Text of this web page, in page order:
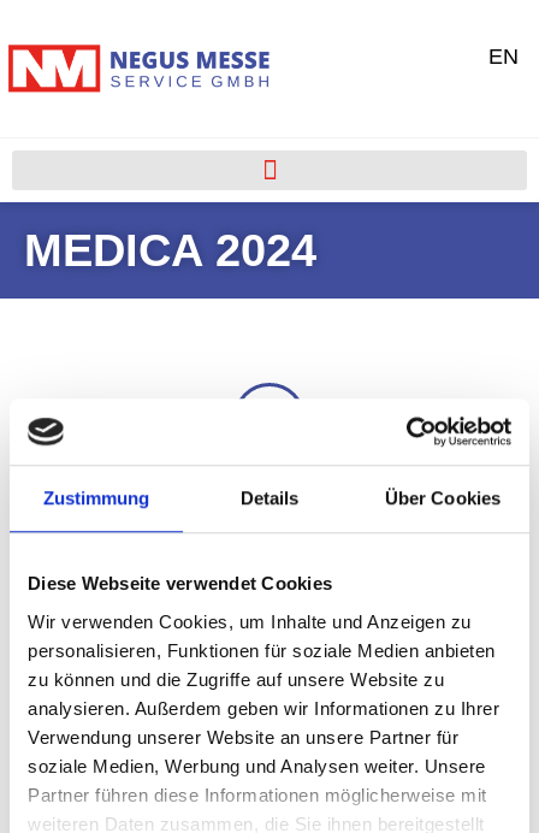
Zustimmung Details Über Cookies
Diese Webseite verwendet Cookies
Wir verwenden Cookies, um Inhalte und Anzeigen zu
personalisieren, Funktionen für soziale Medien anbieten
zu können und die Zugriffe auf unsere Website zu
analysieren. Außerdem geben wir Informationen zu Ihrer
Verwendung unserer Website an unsere Partner für
soziale Medien, Werbung und Analysen weiter. Unsere
Partner führen diese Informationen möglicherweise mit
weiteren Daten zusammen, die Sie ihnen bereitgestellt
EN
MEDICA 2024
Portfolio
Standort:
Deutschland, Düsseldorf
Kunde:
F. Bosch
Standfläche: